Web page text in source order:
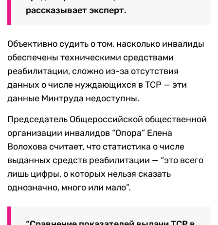
рассказывает эксперт.
Объективно судить о том, насколько инвалиды
обеспечены техническими средствами
реабилитации, сложно из-за отсутствия
данных о числе нуждающихся в ТСР — эти
данные Минтруда недоступны.
Председатель Общероссийской общественной
организации инвалидов “Опора” Елена
Волохова считает, что статистика о числе
выданных средств реабилитации — “это всего
лишь цифры, о которых нельзя сказать
однозначно, много или мало”.